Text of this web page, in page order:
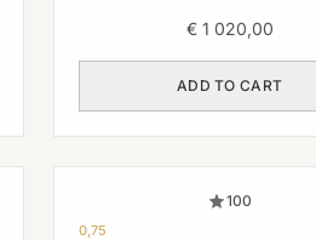
€1 020,00
ADD TO CART
100
0,75